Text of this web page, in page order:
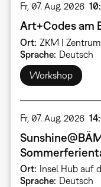
Fr, 07. Aug. 2026
Art+Codes am
Ort ZKM |
Sprache Deutsch
Workshop
Fr, 07. Aug. 2026
Ort
Insel Hub auf
Sprache
Deutsch